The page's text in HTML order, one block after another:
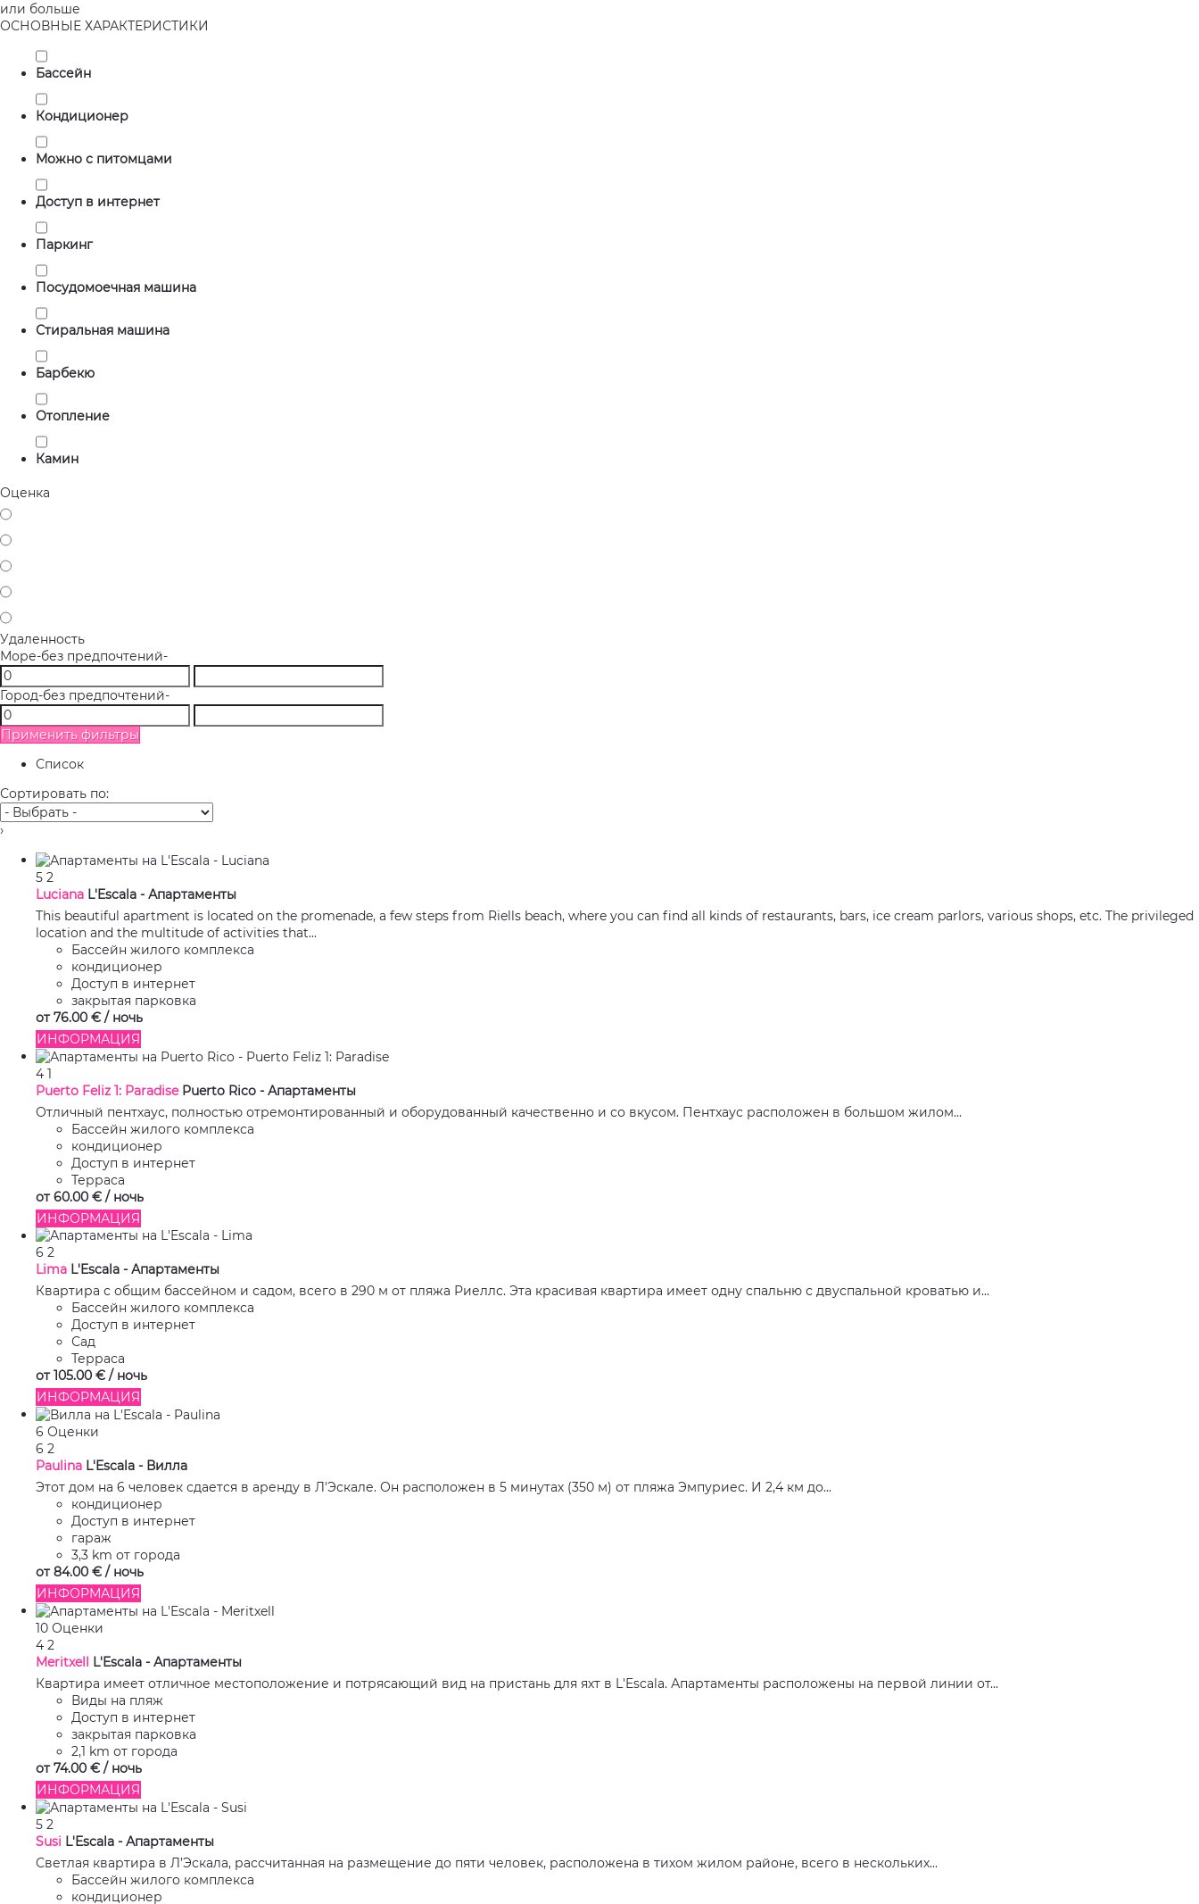
или больше
ОСНОВНЫЕ ХАРАКТЕРИСТИКИ
Бассейн
Кондиционер
Можно с питомцами
Доступ в интернет
Паркинг
Посудомоечная машина
Стиральная машина
Барбекю
Отопление
Камин
Оценка
Удаленность
Море-без предпочтений-
Город-без предпочтений-
Применить фильтры
Список
Сортировать по:
›
5 2
Luciana L'Escala - Апартаменты
This beautiful apartment is located on the promenade, a few steps from Riells beach, where you can find all kinds of restaurants, bars, ice cream parlors, various shops, etc. The privileged
location and the multitude of activities that...
Бассейн жилого комплекса
кондиционер
Доступ в интернет
закрытая парковка
от 76.00 € / ночь
ИНФОРМАЦИЯ
4 1
Puerto Feliz 1: Paradise Puerto Rico - Апартаменты
Отличный пентхаус, полностью отремонтированный и оборудованный качественно и со вкусом. Пентхаус расположен в большом жилом...
Бассейн жилого комплекса
кондиционер
Доступ в интернет
Терраса
от 60.00 € / ночь
ИНФОРМАЦИЯ
6 2
Lima L'Escala - Апартаменты
Квартира с общим бассейном и садом, всего в 290 м от пляжа Риеллс. Эта красивая квартира имеет одну спальню с двуспальной кроватью и...
Бассейн жилого комплекса
Доступ в интернет
Сад
Терраса
от 105.00 € / ночь
ИНФОРМАЦИЯ
6 Оценки
6 2
Paulina L'Escala - Вилла
Этот дом на 6 человек сдается в аренду в Л'Эскале. Он расположен в 5 минутах (350 м) от пляжа Эмпуриес. И 2,4 км до...
кондиционер
Доступ в интернет
гараж
3,3 km от города
от 84.00 € / ночь
ИНФОРМАЦИЯ
10 Оценки
4 2
Meritxell L'Escala - Апартаменты
Квартира имеет отличное местоположение и потрясающий вид на пристань для яхт в L'Escala. Апартаменты расположены на первой линии от...
Виды на пляж
Доступ в интернет
закрытая парковка
2,1 km от города
от 74.00 € / ночь
ИНФОРМАЦИЯ
5 2
Susi L'Escala - Апартаменты
Светлая квартира в Л’Эскала, рассчитанная на размещение до пяти человек, расположена в тихом жилом районе, всего в нескольких...
Бассейн жилого комплекса
кондиционер